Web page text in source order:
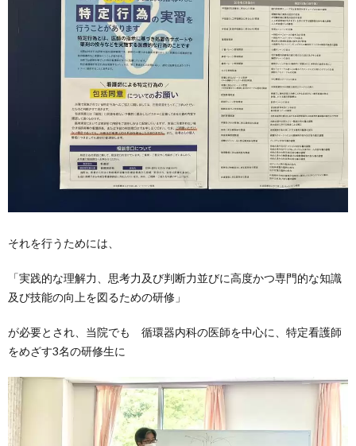
それを行うためには、
「実践的な理解力、思考力及び判断力並びに高度かつ専門的な知識
及び技能の向上を図るための研修」
が必要とされ、当院でも 循環器内科の医師を中心に、特定看護師
をめざす3名の研修生に